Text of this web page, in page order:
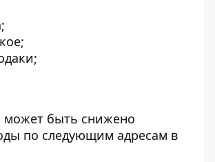
может быть снижено
по следующим адресам в